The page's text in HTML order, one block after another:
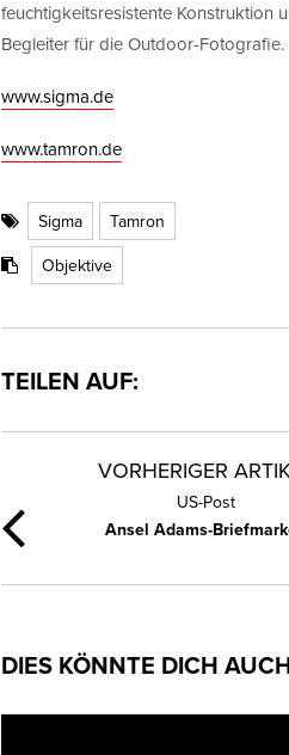
feuchtigkeitsresistente Konstruktion
Begleiter für die Outdoor-Fotografie.
www.sigma.de
www.tamron.de
Sigma
Tamron
Objektive
TEILEN AUF:
VORHERIGER
US-Post
Ansel Adams-
DIES KÖNNTE DICH